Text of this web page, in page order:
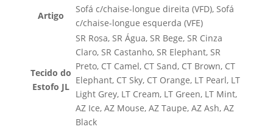
Artigo
Sofá c/chaise-longue direita (VFD), Sofá
c/chaise-longue esquerda (VFE)
Tecido do
Estofo JL
SR Rosa, SR Água, SR Bege, SR Cinza
Claro, SR Castanho, SR Elephant, SR
Preto, CT Camel, CT Sand, CT Brown, CT
Elephant, CT Sky, CT Orange, LT Pearl, LT
Light Grey, LT Cream, LT Green, LT Mint,
AZ Ice, AZ Mouse, AZ Taupe, AZ Ash, AZ
Black